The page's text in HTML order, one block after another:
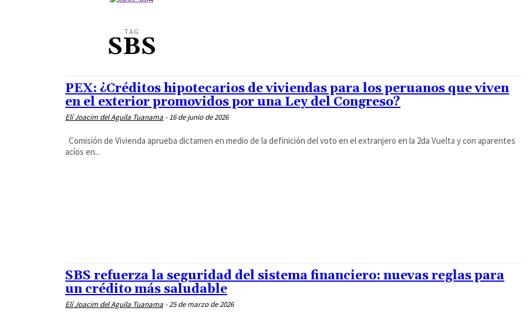
TAG
SBS
PEX: ¿Créditos hipotecarios de viviendas para los peruanos que viven
en el exterior promovidos por una Ley del Congreso?
Elí Joacim del Aguila Tuanama - 16 de junio de 2026
Comisión de Vivienda aprueba dictamen en medio de la definición del voto en el extranjero en la 2da Vuelta y con aparentes
acíos en...
SBS refuerza la seguridad del sistema financiero: nuevas reglas para
un crédito más saludable
Elí Joacim del Aguila Tuanama -25 de marzo de 2026